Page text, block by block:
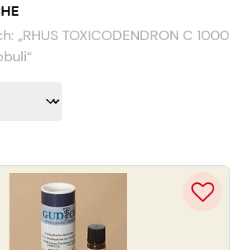
„RHUS TOXICODENDRON C 1000
“